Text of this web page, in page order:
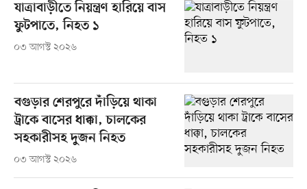
যাত্রাবাড়ীতে নিয়ন্ত্রণ হারিয়ে বাস
ফুটপাতে, নিহত ১
০৩ আগস্ট ২০২৬
বগুড়ার শেরপুরে দাঁড়িয়ে থাকা
ট্রাকে বাসের ধাক্কা, চালকের
সহকারীসহ দুজন নিহত
০৩ আগস্ট ২০২৬